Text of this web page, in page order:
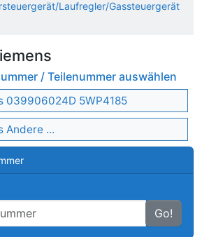
Laufregler/Gassteuergerät
/ Teilenummer auswählen
039906024D 5WP4185
Andere ...
Go!